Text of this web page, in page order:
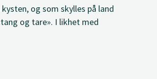
og som skylles på land
og tare». I likhet med